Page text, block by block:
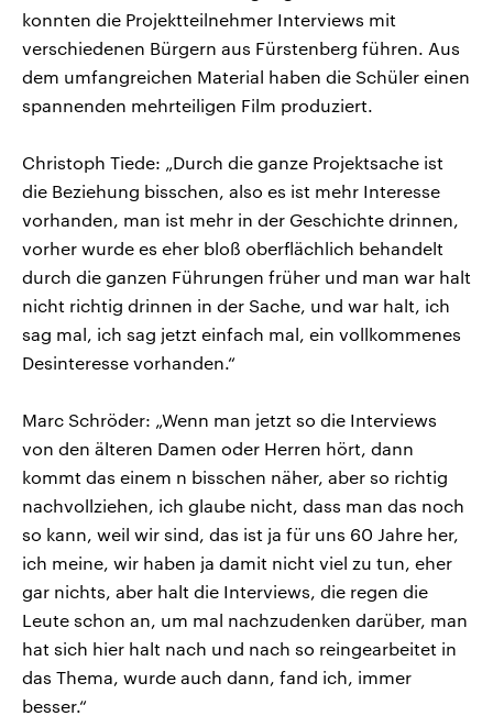
konnten die Projektteilnehmer Interviews mit
verschiedenen Bürgern aus Fürstenberg führen. Aus
dem umfangreichen Material haben die Schüler einen
spannenden mehrteiligen Film produziert.
Christoph Tiede: „Durch die ganze Projektsache ist
die Beziehung bisschen, also es ist mehr Interesse
vorhanden, man ist mehr in der Geschichte drinnen,
vorher wurde es eher bloß oberflächlich behandelt
durch die ganzen Führungen früher und man war halt
nicht richtig drinnen in der Sache, und war halt, ich
sag mal, ich sag jetzt einfach mal, ein vollkommenes
Desinteresse vorhanden.“
Marc Schröder: „Wenn man jetzt so die Interviews
von den älteren Damen oder Herren hört, dann
kommt das einem n bisschen näher, aber so richtig
nachvollziehen, ich glaube nicht, dass man das noch
so kann, weil wir sind, das ist ja für uns 60 Jahre her,
ich meine, wir haben ja damit nicht viel zu tun, eher
gar nichts, aber halt die Interviews, die regen die
Leute schon an, um mal nachzudenken darüber, man
hat sich hier halt nach und nach so reingearbeitet in
das Thema, wurde auch dann, fand ich, immer
besser.“